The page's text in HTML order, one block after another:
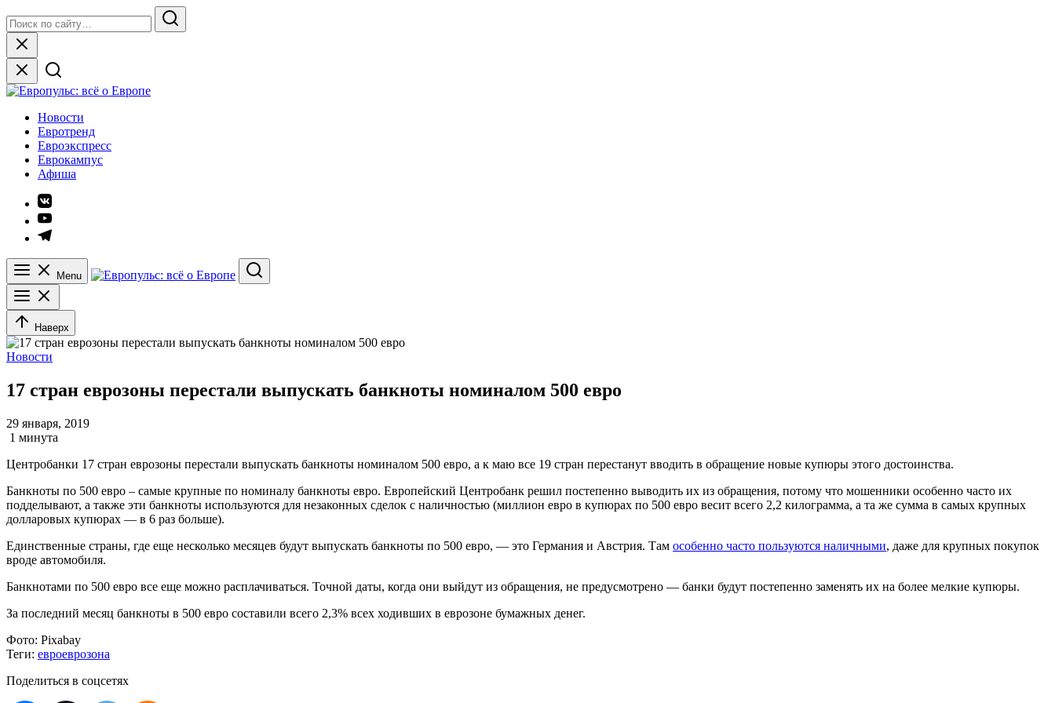
to
content
for:
Search
Close
Европульс: всё о Европе
Новости
Евротренд
Евроэкспресс
Еврокампус
Афиша
Элемент
меню
Элемент
меню
Элемент
Menu
Search
Наверх
Новости
17 стран еврозоны перестали выпускать банкноты номиналом 500 евро
29 января, 2019
1 минута
Центробанки 17 стран еврозоны перестали выпускать банкноты номиналом 500 евро, а к маю все 19 стран перестанут вводить в обращение новые купюры этого достоинства.
Банкноты по 500 евро – самые крупные по номиналу банкноты евро. Европейский Центробанк решил постепенно выводить их из обращения, потому что мошенники особенно часто их
подделывают, а также эти банкноты используются для незаконных сделок с наличностью (миллион евро в купюрах по 500 евро весит всего 2,2 килограмма, а та же сумма в самых крупных
долларовых купюрах — в 6 раз больше).
Единственные страны, где еще несколько месяцев будут выпускать банкноты по 500 евро, — это Германия и Австрия. Там особенно часто пользуются наличными, даже для крупных покупок
вроде автомобиля.
Банкнотами по 500 евро все еще можно расплачиваться. Точной даты, когда они выйдут из обращения, не предусмотрено — банки будут постепенно заменять их на более мелкие купюры.
За последний месяц банкноты в 500 евро составили всего 2,3% всех ходивших в еврозоне бумажных денег.
Фото: Pixabay
Теги: евроеврозона
Поделиться в соцсетях